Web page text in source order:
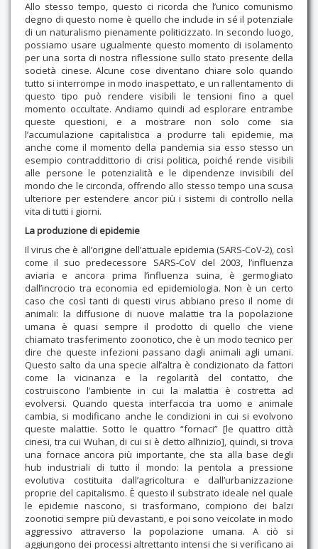
Allo stesso tempo, questo ci ricorda che l’unico comunismo
degno di questo nome è quello che include in sé il potenziale
di un naturalismo pienamente politicizzato. In secondo luogo,
possiamo usare ugualmente questo momento di isolamento
per una sorta di nostra riflessione sullo stato presente della
società cinese. Alcune cose diventano chiare solo quando
tutto si interrompe in modo inaspettato, e un rallentamento di
questo tipo può rendere visibili le tensioni fino a quel
momento occultate. Andiamo quindi ad esplorare entrambe
queste questioni, e a mostrare non solo come sia
l’accumulazione capitalistica a produrre tali epidemie, ma
anche come il momento della pandemia sia esso stesso un
esempio contraddittorio di crisi politica, poiché rende visibili
alle persone le potenzialità e le dipendenze invisibili del
mondo che le circonda, offrendo allo stesso tempo una scusa
ulteriore per estendere ancor più i sistemi di controllo nella
vita di tutti i giorni.
La produzione di epidemie
Il virus che è all’origine dell’attuale epidemia (SARS-CoV-2), così
come il suo predecessore SARS-CoV del 2003, l’influenza
aviaria e ancora prima l’influenza suina, è germogliato
dall’incrocio tra economia ed epidemiologia. Non è un certo
caso che così tanti di questi virus abbiano preso il nome di
animali: la diffusione di nuove malattie tra la popolazione
umana è quasi sempre il prodotto di quello che viene
chiamato trasferimento zoonotico, che è un modo tecnico per
dire che queste infezioni passano dagli animali agli umani.
Questo salto da una specie all’altra è condizionato da fattori
come la vicinanza e la regolarità del contatto, che
costruiscono l’ambiente in cui la malattia è costretta ad
evolversi. Quando questa interfaccia tra uomo e animale
cambia, si modificano anche le condizioni in cui si evolvono
queste malattie. Sotto le quattro “fornaci” [le quattro città
cinesi, tra cui Wuhan, di cui si è detto all’inizio], quindi, si trova
una fornace ancora più importante, che sta alla base degli
hub industriali di tutto il mondo: la pentola a pressione
evolutiva costituita dall’agricoltura e dall’urbanizzazione
proprie del capitalismo. È questo il substrato ideale nel quale
le epidemie nascono, si trasformano, compiono dei balzi
zoonotici sempre più devastanti, e poi sono veicolate in modo
aggressivo attraverso la popolazione umana. A ciò si
aggiungono dei processi altrettanto intensi che si verificano ai